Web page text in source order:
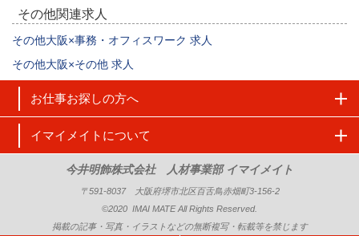
その他関連求人
その他大阪×事務・オフィスワーク 求人
その他大阪×その他 求人
お仕事お探しの方へ
イマイメイトについて
今井明飾株式会社 人材事業部 イマイメイト
〒591-8037 大阪府堺市北区百舌鳥赤畑町3-156-2
©2020 IMAI MATE All Rights Reserved.
掲載の記事・写真・イラストなどの無断複写・転載等を禁じます